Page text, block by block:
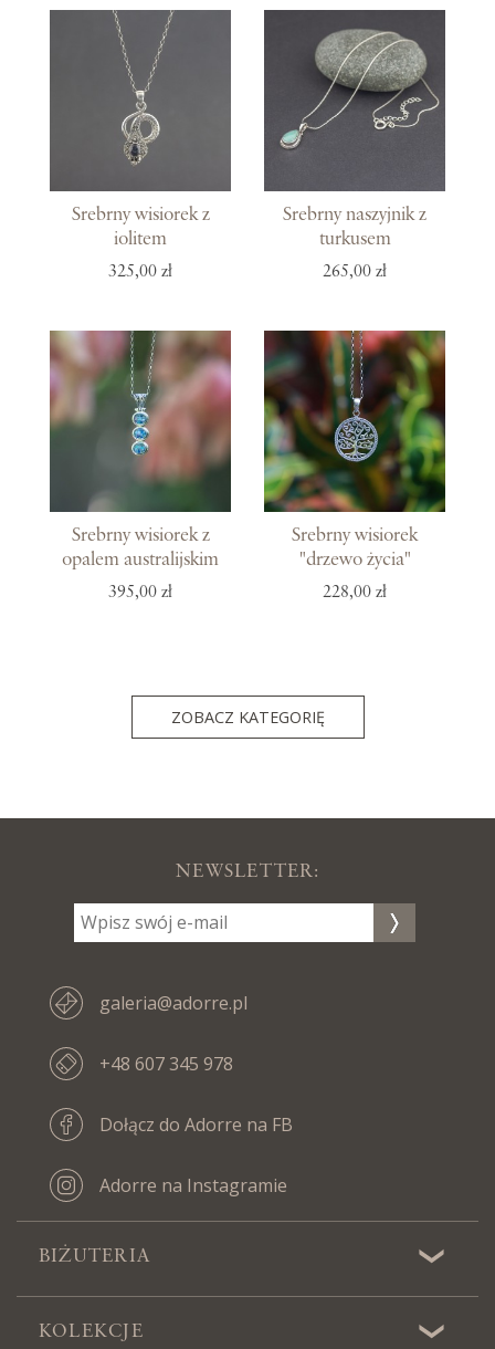
Srebrny wisiorek z
iolitem
325,00 zł
Srebrny naszyjnik z
turkusem
265,00 zł
Srebrny wisiorek z
opalem australijskim
395,00 zł
Srebrny wisiorek
"drzewo życia"
228,00 zł
ZOBACZ KATEGORIĘ
NEWSLETTER:
galeria@adorre.pl
+48 607 345 978
Dołącz do Adorre na FB
Adorre na Instagramie
BIŻUTERIA
KOLEKCJE